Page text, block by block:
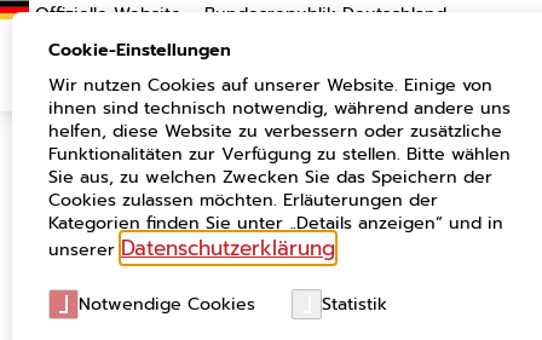
Neue Einreichfristen für Projekt- und
Änderungsanträge im
Digitalisierungsbudget
01.03.2022
Cookie-Einstellungen
Wir nutzen Cookies auf unserer Website. Einige von
ihnen sind technisch notwendig, während andere uns
helfen, diese Website zu verbessern oder zusätzliche
Funktionalitäten zur Verfügung zu stellen. Bitte wählen
Sie aus, zu welchen Zwecken Sie das Speichern der
Cookies zulassen möchten. Erläuterungen der
Kategorien finden Sie unter „Details anzeigen“ und in
unserer Datenschutzerklärung
Notwendige Cookies Statistik